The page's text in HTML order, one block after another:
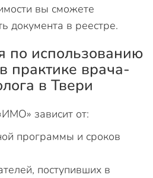
вы сможете
документа в реестре.
по использованию
практике врача-
в Твери
зависит от:
программы и сроков
поступивших в